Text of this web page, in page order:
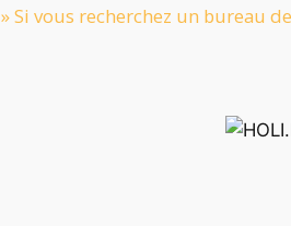
» Si vous recherchez un bureau